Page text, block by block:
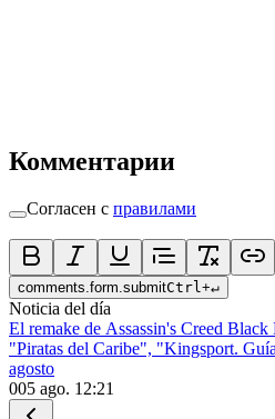
Комментарии
Согласен с правилами
comments.form.submitCtrl +↵
Noticia del día
El remake de Assassin's Creed Black
"Piratas del Caribe", "Kingsport.
agosto
005 ago. 12:21